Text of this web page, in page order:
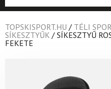
TOPSKISPORT.HU / TÉLI
SÍKESZTYŰK / SÍKESZTYŰ
FEKETE